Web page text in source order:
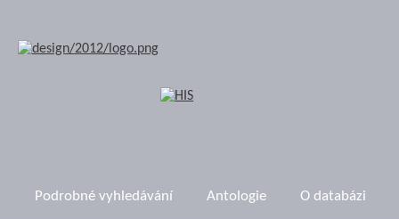
Podrobné vyhledávání Antologie O databázi